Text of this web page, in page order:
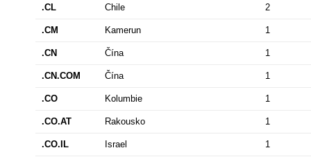
.CL Chile 2
.CM Kamerun 1
.CN Čína 1
.CN.COM Čína 1
.CO Kolumbie 1
.CO.AT Rakousko 1
.CO.IL Israel 1